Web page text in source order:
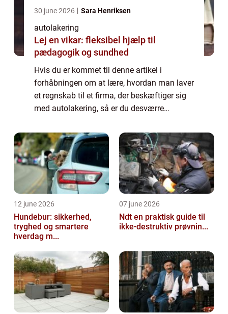
30 june 2026 Sara Henriksen
autolakering
Lej en vikar: fleksibel hjælp til
pædagogik og sundhed
Hvis du er kommet til denne artikel i
forhåbningen om at lære, hvordan man laver
et regnskab til et firma, der beskæftiger sig
med autolakering, så er du desværre
mere konkret, h...
12 june 2026
Hundebur: sikkerhed,
tryghed og smartere
hverdag m...
07 june 2026
Ndt en praktisk guide til
ikke-destruktiv prøvnin...